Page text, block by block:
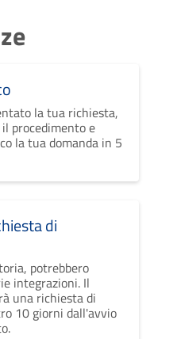
la tua richiesta,
procedimento e
la tua domanda in 5
di
potrebbero
integrazioni. Il
una richiesta di
10 giorni dall'avvio